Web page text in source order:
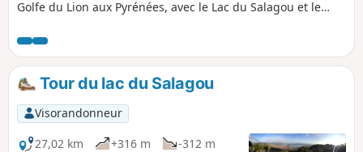
Protégés
Golfe du Lion aux Pyrénées, avec le Lac du Salagou et le
d’Orb, la Montagne de l'Espinouse et les falaises du Plateau
du Caroux à l'Ouest, - sur le Plateau de l'Escandorgue au
Nord. À mi-parcours, on pénètre dans le Parc Naturel
Régional du Haut-Languedoc. Puis, on traverse des ruffes
de couleur pourpre.
Tour du lac du Salagou
Visorandonneur
27,02 km
+316 m
-312 m